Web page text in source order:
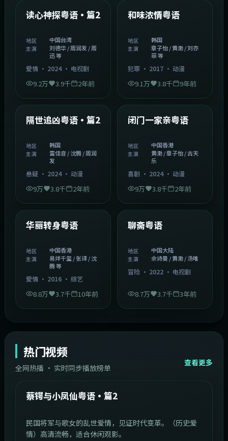
精选
读心神探粤语·篇2
地区 中国台湾
主演
刘德华 / 周润发 / 周
迅 等
爱情· 2024· 电视剧
9.2万 3.9千 2年前
精选
和味浓情粤语
地区 韩国
主演
章子怡 / 黄渤 / 刘亦
菲 等
犯罪· 2017· 动漫
9.1万 3.8千 9年前
精选
隔世追凶粤语·篇2
地区 韩国
主演
雷佳音 / 沈腾 / 周润
发
悬疑· 2024· 动漫
9万 3.8千 2年前
精选
闭门一家亲粤语
地区 中国香港
主演
黄渤 / 章子怡 / 古天
乐
喜剧· 2024· 动漫
9万 3.8千 2年前
精选
华丽转身粤语
地区 中国香港
主演
易烊千玺 / 张译 / 沈
腾 等
爱情· 2016· 综艺
8.8万 3.7千 10年前
精选
聊斋粤语
地区 中国大陆
主演 佘诗曼 / 黄渤 / 汤唯
冒险· 2022· 电视剧
8.7万 3.7千 3年前
热门视频
全网热播 · 实时同步播放榜单
查看更多
热门
韩国 44:14
蔡锷与小凤仙粤语·篇2
民国将军与歌女的乱世爱情，见证时代变革。（历史爱
情）高清流畅，适合休闲观影。